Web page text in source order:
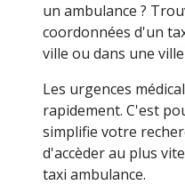
un ambulance ?
coordonnées d'un
ville ou dans une
Les urgences
rapidement. C'est
simplifie votre
d'accèder au plus
taxi ambulance.